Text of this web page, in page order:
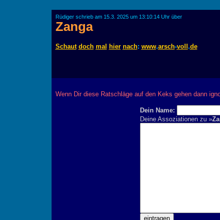
Rüdiger schrieb am 15.3. 2025 um 13:10:14 Uhr über
Zanga
Schaut doch mal hier nach: www.arsch-voll .de
Wenn Dir diese Ratschläge auf den Keks gehen dann
Dein Name:
Deine Assoziationen zu »